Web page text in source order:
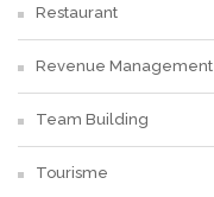
Restaurant
Revenue Management
Team Building
Tourisme